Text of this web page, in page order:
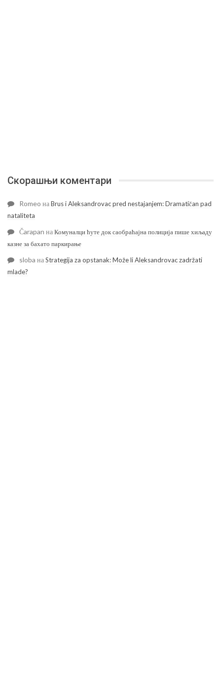
Скорашњи коментари
Romeo наBrus i Aleksandrovac pred nestajanjem: Dramatičan pad
nataliteta
Čarapan наКомуналци ћуте док саобраћајна полиција пише хиљаду
казне за бахато паркирање
sloba наStrategija za opstanak: Može li Aleksandrovac zadržati
mlade?